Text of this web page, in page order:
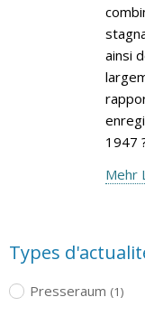
ainsi
1947
Mehr
Types
Presseraum (1)